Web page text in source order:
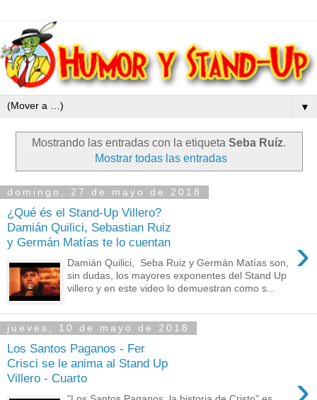
▼
Mostrando las entradas con la etiqueta Seba Ruíz.
Mostrar todas las entradas
domingo, 27 de mayo de 2018
¿Qué és el Stand-Up Villero?
Damián Quilici, Sebastian Ruiz
y Germán Matías te lo cuentan
›
Damián Quilici, Seba Ruiz y Germán Matías son,
sin dudas, los mayores exponentes del Stand Up
villero y en este video lo demuestran como s...
jueves, 10 de mayo de 2018
Los Santos Paganos - Fer
Crisci se le anima al Stand Up
Villero - Cuarto